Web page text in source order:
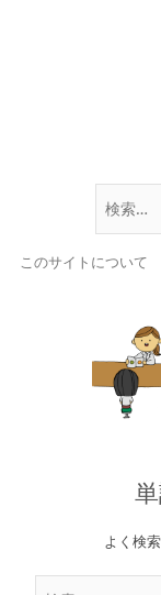
このサイトについて
content
よく検